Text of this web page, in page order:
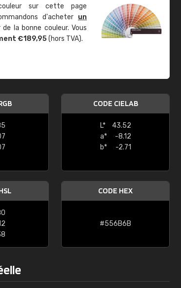
sur cette page
d'acheter un
la bonne couleur. Vous
€189,95(hors TVA).
CODE CIELAB
L*
43.52
a*
-8.12
b*
-2.71
CODE HEX
#556B6B
"Le site ne permet pas de voir clairement quels
sont les produits disponibles. Il y a plusieurs
palettes de couleurs: Classic, Design, etc. On ne
comprend pas qui est quoi. La livraison s'est
bien passé et le produit reçu me convient."